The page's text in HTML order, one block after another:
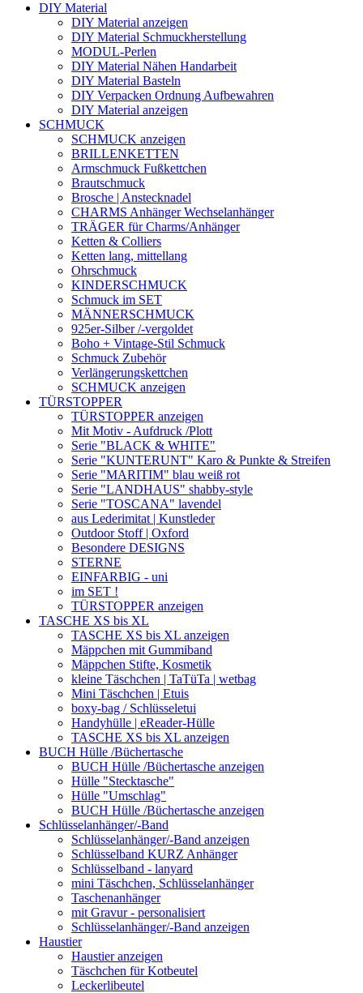
DIY Material
DIY Material anzeigen
DIY Material Schmuckherstellung
MODUL-Perlen
DIY Material Nähen Handarbeit
DIY Material Basteln
DIY Verpacken Ordnung Aufbewahren
DIY Material anzeigen
SCHMUCK
SCHMUCK anzeigen
BRILLENKETTEN
Armschmuck Fußkettchen
Brautschmuck
Brosche | Anstecknadel
CHARMS Anhänger Wechselanhänger
TRÄGER für Charms/Anhänger
Ketten & Colliers
Ketten lang, mittellang
Ohrschmuck
KINDERSCHMUCK
Schmuck im SET
MÄNNERSCHMUCK
925er-Silber /-vergoldet
Boho + Vintage-Stil Schmuck
Schmuck Zubehör
Verlängerungskettchen
SCHMUCK anzeigen
TÜRSTOPPER
TÜRSTOPPER anzeigen
Mit Motiv - Aufdruck /Plott
Serie "BLACK & WHITE"
Serie "KUNTERUNT" Karo & Punkte & Streifen
Serie "MARITIM" blau weiß rot
Serie "LANDHAUS" shabby-style
Serie "TOSCANA" lavendel
aus Lederimitat | Kunstleder
Outdoor Stoff | Oxford
Besondere DESIGNS
STERNE
EINFARBIG - uni
im SET !
TÜRSTOPPER anzeigen
TASCHE XS bis XL
TASCHE XS bis XL anzeigen
Mäppchen mit Gummiband
Mäppchen Stifte, Kosmetik
kleine Täschchen | TaTüTa | wetbag
Mini Täschchen | Etuis
boxy-bag / Schlüsseletui
Handyhülle | eReader-Hülle
TASCHE XS bis XL anzeigen
BUCH Hülle /Büchertasche
BUCH Hülle /Büchertasche anzeigen
Hülle "Stecktasche"
Hülle "Umschlag"
BUCH Hülle /Büchertasche anzeigen
Schlüsselanhänger/-Band
Schlüsselanhänger/-Band anzeigen
Schlüsselband KURZ Anhänger
Schlüsselband - lanyard
mini Täschchen, Schlüsselanhänger
Taschenanhänger
mit Gravur - personalisiert
Schlüsselanhänger/-Band anzeigen
Haustier
Haustier anzeigen
Täschchen für Kotbeutel
Leckerlibeutel